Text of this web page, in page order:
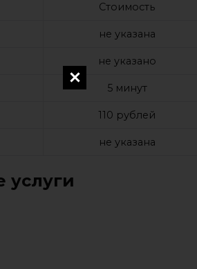
Стоимость
не указана
не указано
5 минут
110 рублей
не указана
услуги